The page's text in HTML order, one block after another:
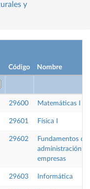
y
Código Nombre
29600 Matemáticas I
29601 Física I
29602
Fundamentos de
administración
empresas
29603 Informática